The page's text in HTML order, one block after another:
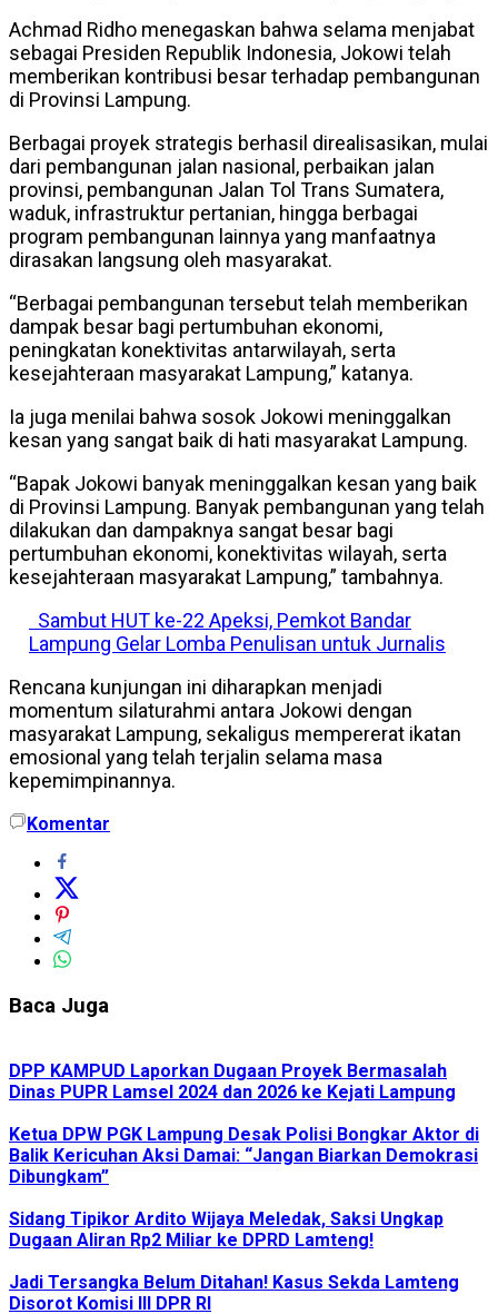
Achmad Ridho menegaskan bahwa selama menjabat
sebagai Presiden Republik Indonesia, Jokowi telah
memberikan kontribusi besar terhadap pembangunan
di Provinsi Lampung.
Berbagai proyek strategis berhasil direalisasikan, mulai
dari pembangunan jalan nasional, perbaikan jalan
provinsi, pembangunan Jalan Tol Trans Sumatera,
waduk, infrastruktur pertanian, hingga berbagai
program pembangunan lainnya yang manfaatnya
dirasakan langsung oleh masyarakat.
“Berbagai pembangunan tersebut telah memberikan
dampak besar bagi pertumbuhan ekonomi,
peningkatan konektivitas antarwilayah, serta
kesejahteraan masyarakat Lampung,” katanya.
Ia juga menilai bahwa sosok Jokowi meninggalkan
kesan yang sangat baik di hati masyarakat Lampung.
“Bapak Jokowi banyak meninggalkan kesan yang baik
di Provinsi Lampung. Banyak pembangunan yang telah
dilakukan dan dampaknya sangat besar bagi
pertumbuhan ekonomi, konektivitas wilayah, serta
kesejahteraan masyarakat Lampung,” tambahnya.
Sambut HUT ke-22 Apeksi, Pemkot Bandar
Lampung Gelar Lomba Penulisan untuk Jurnalis
Rencana kunjungan ini diharapkan menjadi
momentum silaturahmi antara Jokowi dengan
masyarakat Lampung, sekaligus mempererat ikatan
emosional yang telah terjalin selama masa
kepemimpinannya.
Komentar
Baca Juga
DPP KAMPUD Laporkan Dugaan Proyek Bermasalah
Dinas PUPR Lamsel 2024 dan 2026 ke Kejati Lampung
Ketua DPW PGK Lampung Desak Polisi Bongkar Aktor di
Balik Kericuhan Aksi Damai: “Jangan Biarkan Demokrasi
Dibungkam”
Sidang Tipikor Ardito Wijaya Meledak, Saksi Ungkap
Dugaan Aliran Rp2 Miliar ke DPRD Lamteng!
Jadi Tersangka Belum Ditahan! Kasus Sekda Lamteng
Disorot Komisi III DPR RI